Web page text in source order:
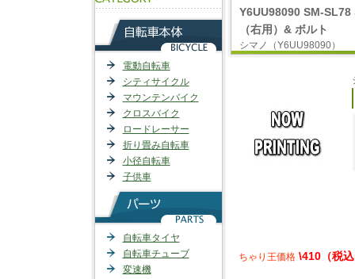
電動自転車
シティサイクル
マウンテンバイク
クロスバイク
ロードレーサー
折り畳み自転車
小径自転車
子供車
自転車タイヤ
自転車チューブ
変速機
Y6UU98090 SM-
（右用）& ボルト
シマノ（Y6UU98090）
ちゃり王価格 \410（税